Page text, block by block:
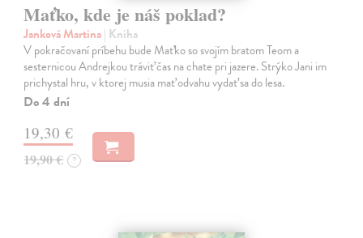
Maťko, kde je náš poklad?
Janková Martina| Kniha
V pokračovaní príbehu bude Maťko so svojím bratom Teom a
sesternicou Andrejkou tráviť čas na chate pri jazere. Strýko Jani im
prichystal hru, v ktorej musia mať odvahu vydať sa do lesa.
Do 4 dní
19,30 €
19,90 € ?